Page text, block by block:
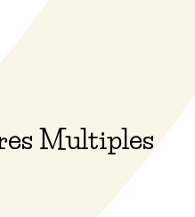
Multiples